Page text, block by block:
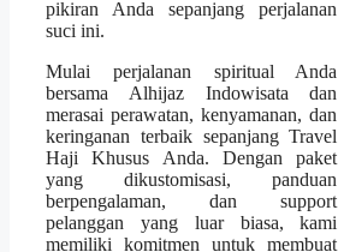
pikiran Anda sepanjang perjalanan
suci ini.
Mulai perjalanan spiritual Anda
bersama Alhijaz Indowisata dan
merasai perawatan, kenyamanan, dan
keringanan terbaik sepanjang Travel
Haji Khusus Anda. Dengan paket
yang dikustomisasi, panduan
berpengalaman, dan support
pelanggan yang luar biasa, kami
memiliki komitmen untuk membuat